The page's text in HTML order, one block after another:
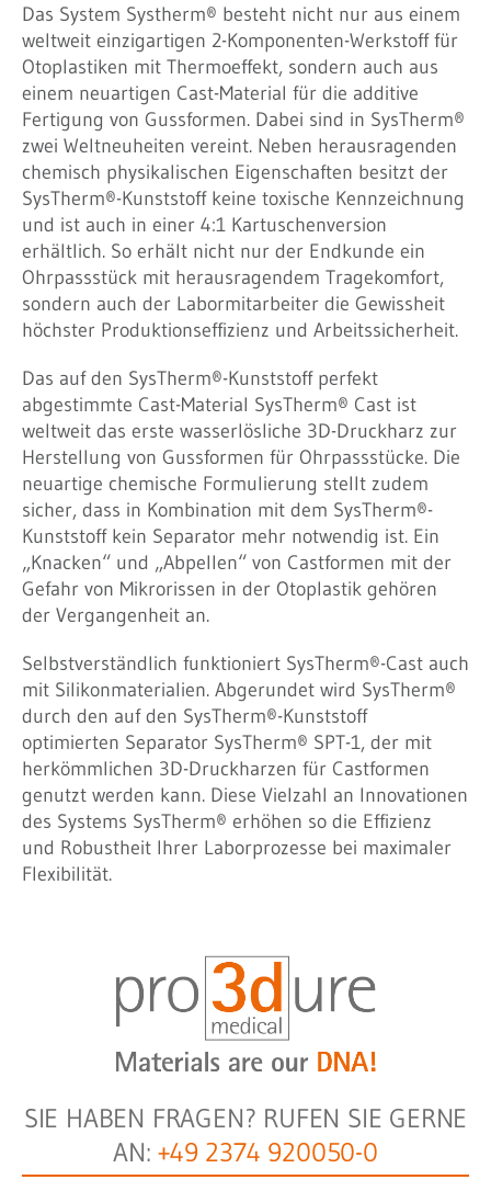
Das System Systherm® besteht nicht nur aus einem
weltweit einzigartigen 2-Komponenten-Werkstoff für
Otoplastiken mit Thermoeffekt, sondern auch aus
einem neuartigen Cast-Material für die additive
Fertigung von Gussformen. Dabei sind in SysTherm®
zwei Weltneuheiten vereint. Neben herausragenden
chemisch physikalischen Eigenschaften besitzt der
SysTherm®-Kunststoff keine toxische Kennzeichnung
und ist auch in einer 4:1 Kartuschenversion
erhältlich. So erhält nicht nur der Endkunde ein
Ohrpassstück mit herausragendem Tragekomfort,
sondern auch der Labormitarbeiter die Gewissheit
höchster Produktionseffizienz und Arbeitssicherheit.
Das auf den SysTherm®-Kunststoff perfekt
abgestimmte Cast-Material SysTherm® Cast ist
weltweit das erste wasserlösliche 3D-Druckharz zur
Herstellung von Gussformen für Ohrpassstücke. Die
neuartige chemische Formulierung stellt zudem
sicher, dass in Kombination mit dem SysTherm®-
Kunststoff kein Separator mehr notwendig ist. Ein
„Knacken“ und „Abpellen“ von Castformen mit der
Gefahr von Mikrorissen in der Otoplastik gehören
der Vergangenheit an.
Selbstverständlich funktioniert SysTherm®-Cast auch
mit Silikonmaterialien. Abgerundet wird SysTherm®
durch den auf den SysTherm®-Kunststoff
optimierten Separator SysTherm® SPT-1, der mit
herkömmlichen 3D-Druckharzen für Castformen
genutzt werden kann. Diese Vielzahl an Innovationen
des Systems SysTherm® erhöhen so die Effizienz
und Robustheit Ihrer Laborprozesse bei maximaler
Flexibilität.
SIE HABEN FRAGEN? RUFEN SIE GERNE
AN:+49 2374 920050-0